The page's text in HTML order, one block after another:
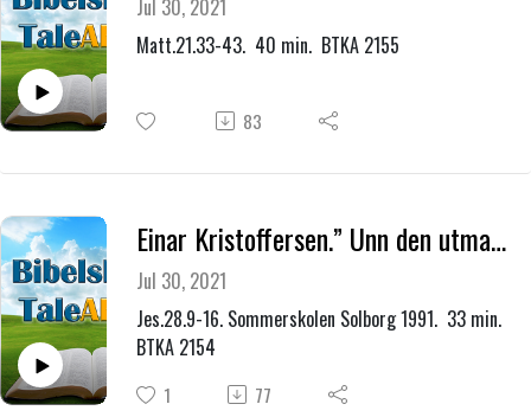
Jul 30, 2021
Matt.21.33-43. 40 min. BTKA 2155
83
Einar Kristoffersen.” Unn den utmattede ro.”
Jul 30, 2021
Jes.28.9-16. Sommerskolen Solborg 1991. 33 min.
BTKA 2154
1 77